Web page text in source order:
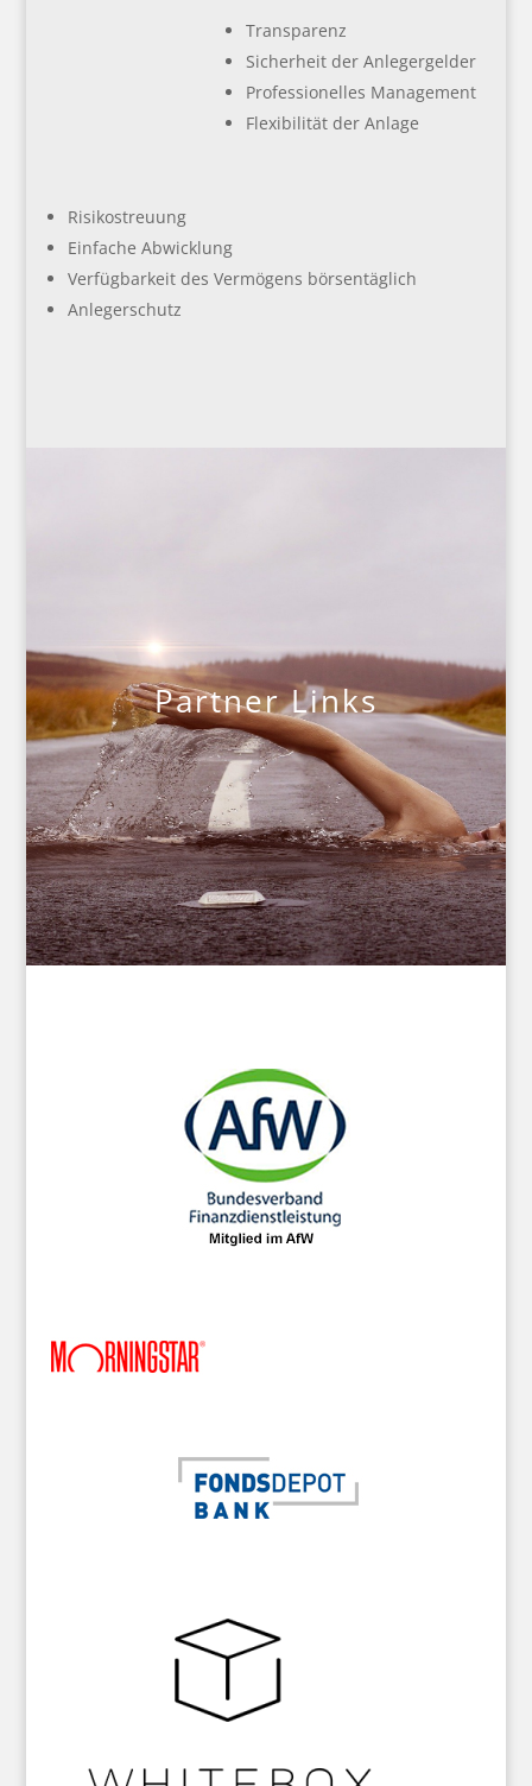
Transparenz
Sicherheit der Anlegergelder
Professionelles Management
Flexibilität der Anlage
Risikostreuung
Einfache Abwicklung
Verfügbarkeit des Vermögens börsentäglich
Anlegerschutz
Partner Links